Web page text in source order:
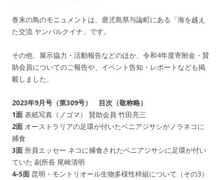
巻末の鳥のモニュメントは、鹿児島県与論町にある「海を越え
た交流 ヤンバルクイナ」です。
その他、展示協力・活動報告などのほか、令和4年度寄附金・賛
助会員についてのご報告や、イベント告知・レポートなども掲
載しました。
2023年9月号（第309号） 目次（敬称略）
1面 表紙写真（ノゴマ） 賛助会員 竹田亮三
2面 オーストラリアの足環が付いたベニアジサシがノラネコに
捕食
3面 所員エッセー ネコに捕食されたベニアジサシに足環が付い
ていた 副所長 尾崎清明
4-5面 昆明・モントリオール生物多様性枠組について（その3）